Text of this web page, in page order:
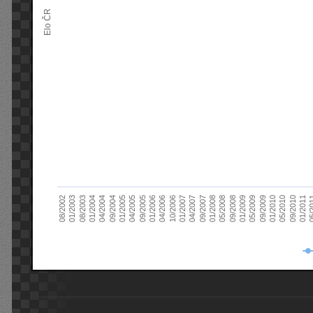
Elo ČR
08/200201/200308/200301/200404/200409/200401/200504/200509/200501/200604/200610/200601/200704/200709/200701/200805/200809/200801/200905/200909/200901/201005/201009/201001/2011